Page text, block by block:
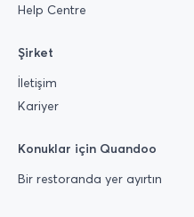
Help Centre
Şirket
İletişim
Kariyer
Konuklar için Quandoo
Bir restoranda yer ayırtın